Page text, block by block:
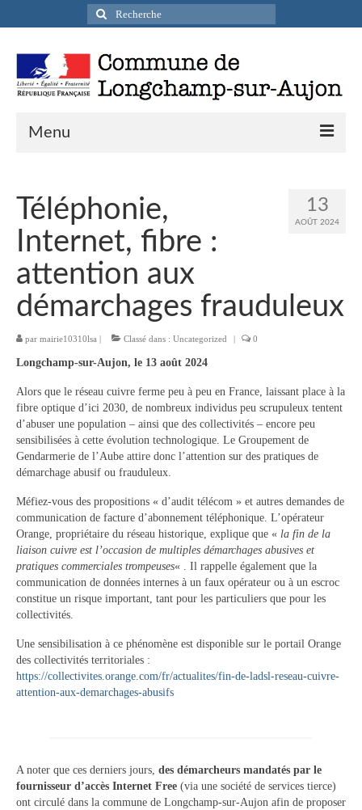
Rechercher
:
Menu
Infos pratiques
Présentation de la commune
Accueil en mairie
Longchamp-sur-Aujon en cartes postales
Accès / Transports
Hébergement
Services publics
Formalités administratives
Santé
Qualité de l’eau
Téléphonie mobile / Internet
Collecte des déchets
Affouages
Location de salles
Le Conseil municipal de Longchamp-sur-
Aujon
13
AOÛT 2024
Téléphonie,
Internet, fibre :
attention aux
démarchages frauduleux
par mairie10310lsa Classé dans : Uncategorized 0
Longchamp-sur-Aujon, le 13 août 2024
Alors que le réseau cuivre ferme peu à peu en France, laissant place à la
fibre optique d’ici 2030, de nombreux individus peu scrupuleux tentent
d’abuser une population – ainsi que des collectivités – encore peu
sensibilisées à cette évolution technologique. Le Groupement de
Gendarmerie de l’Aube attire donc l’attention sur des pratiques de
démarchage abusif ou frauduleux.
Méfiez-vous des propositions « d’audit télécom » et autres demandes de
communication de facture d’abonnement téléphonique. L’opérateur
Orange, propriétaire du réseau historique, explique que « la fin de la
liaison cuivre est l’occasion de multiples démarchages abusives et
pratiques commerciales trompeuses« . Il rappelle également que la
communication de données internes à un faux opérateur ou à un escroc
constitue un risque important, tant pour les particuliers que pour les
collectivités.
Une sensibilisation à ce phénomène est disponible sur le portail Orange
des collectivités territoriales :
https://collectivites.orange.com/fr/actualites/fin-de-ladsl-reseau-cuivre-
attention-aux-demarchages-abusifs
A noter que ces derniers jours, des démarcheurs mandatés par le
fournisseur d’accès Internet Free (via une société de services tierce)
ont circulé dans la commune de Longchamp-sur-Aujon afin de proposer